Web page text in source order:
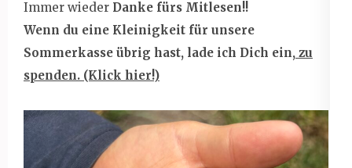
Immer wieder Danke fürs Mitlesen!!
Wenn du eine Kleinigkeit für unsere
Sommerkasse übrig hast, lade ich Dich ein, zu
spenden. (Klick hier!)